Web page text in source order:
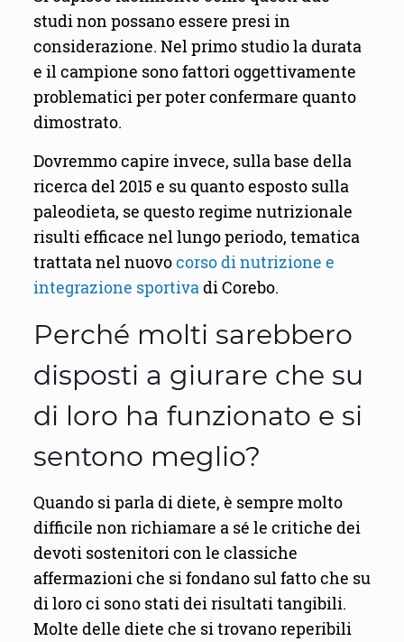
studi non possano essere presi in
considerazione. Nel primo studio la durata
e il campione sono fattori oggettivamente
problematici per poter confermare quanto
dimostrato.
Dovremmo capire invece, sulla base della
ricerca del 2015 e su quanto esposto sulla
paleodieta, se questo regime nutrizionale
risulti efficace nel lungo periodo, tematica
trattata nel nuovocorso di nutrizione e
integrazione sportivadi Corebo.
Perché molti sarebbero
disposti a giurare che su
di loro ha funzionato e si
sentono meglio?
Quando si parla di diete, è sempre molto
difficile non richiamare a sé le critiche dei
devoti sostenitori con le classiche
affermazioni che si fondano sul fatto che su
di loro ci sono stati dei risultati tangibili.
Molte delle diete che si trovano reperibili